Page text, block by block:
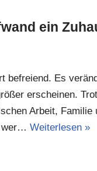
ein
befreiend. Es
erscheinen.
Arbeit,
wer… Weiterlesen »